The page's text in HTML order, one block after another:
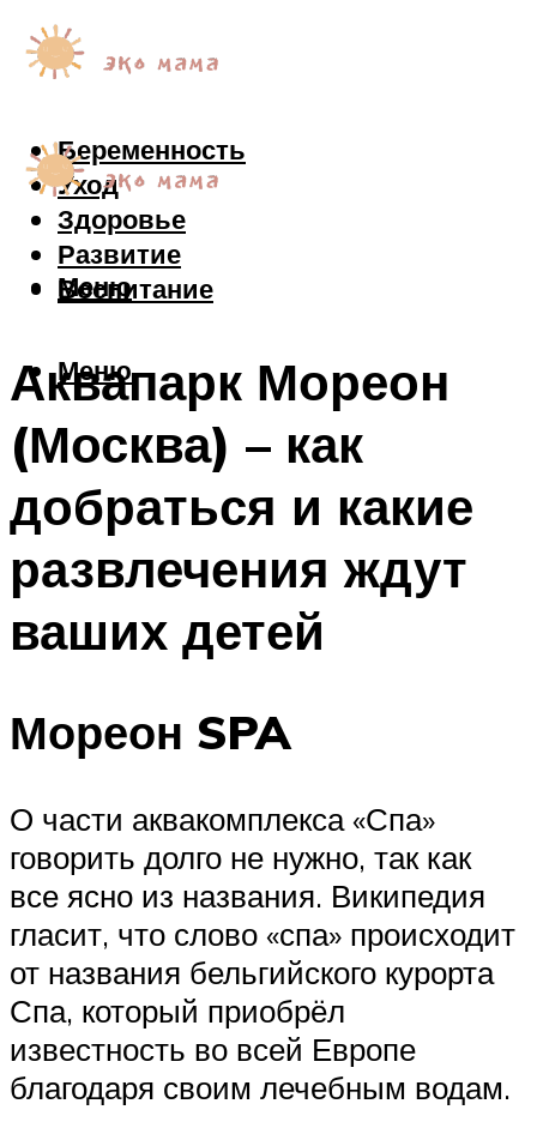
Беременность
Уход
Здоровье
Развитие
Воспитание
Меню
Меню
Аквапарк Мореон
(Москва) – как
добраться и какие
развлечения ждут
ваших детей
Мореон SPA
О части аквакомплекса «Спа»
говорить долго не нужно, так как
все ясно из названия. Википедия
гласит, что слово «спа» происходит
от названия бельгийского курорта
Спа, который приобрёл
известность во всей Европе
благодаря своим лечебным водам.